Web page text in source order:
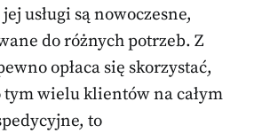
usługi są nowoczesne,
do różnych potrzeb. Z
opłaca się skorzystać,
tym wielu klientów na całym
to